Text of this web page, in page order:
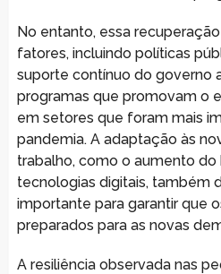
No entanto, essa
fatores, incluindo políticas
suporte contínuo do governo
programas que promovam o
em setores que foram mais
pandemia. A adaptação às
trabalho, como o aumento do
tecnologias digitais, também
importante para garantir que
preparados para as novas
A resiliência observada nas